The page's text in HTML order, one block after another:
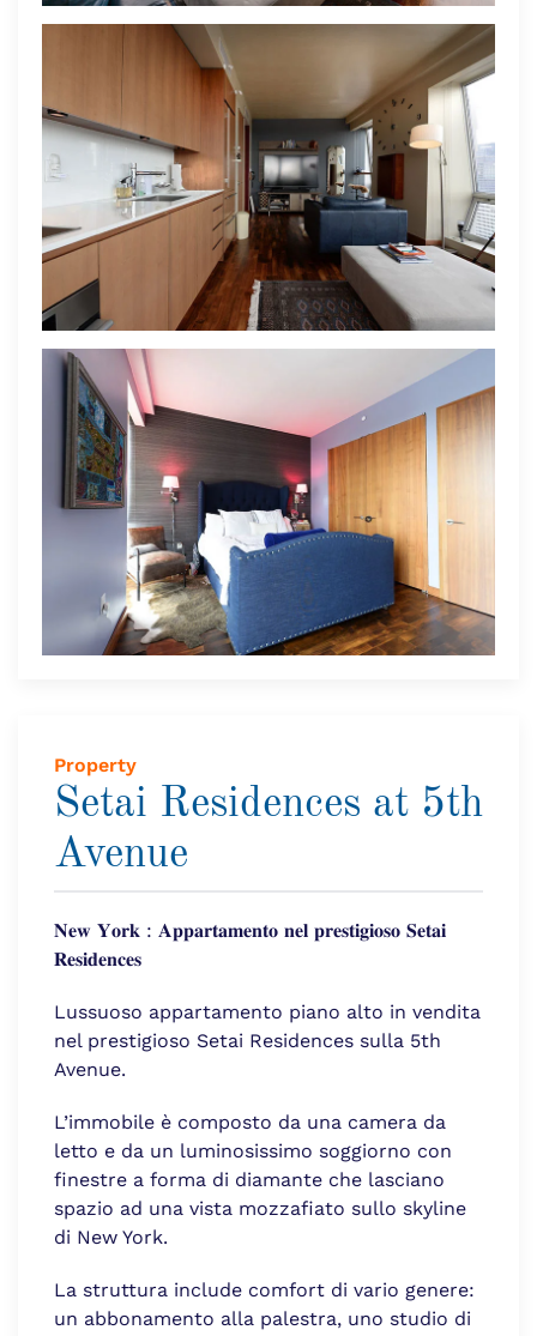
Property
Setai Residences at 5th
Avenue
𝐍𝐞𝐰 𝐘𝐨𝐫𝐤 : 𝐀𝐩𝐩𝐚𝐫𝐭𝐚𝐦𝐞𝐧𝐭𝐨 𝐧𝐞𝐥 𝐩𝐫𝐞𝐬𝐭𝐢𝐠𝐢𝐨𝐬𝐨 𝐒𝐞𝐭𝐚𝐢
𝐑𝐞𝐬𝐢𝐝𝐞𝐧𝐜𝐞𝐬
Lussuoso appartamento piano alto in vendita
nel prestigioso Setai Residences sulla 5th
Avenue.
L’immobile è composto da una camera da
letto e da un luminosissimo soggiorno con
finestre a forma di diamante che lasciano
spazio ad una vista mozzafiato sullo skyline
di New York.
La struttura include comfort di vario genere:
un abbonamento alla palestra, uno studio di